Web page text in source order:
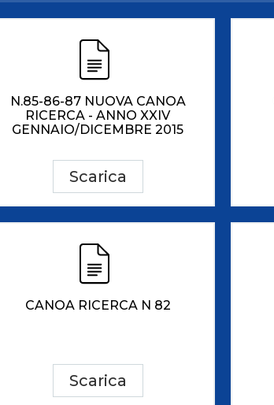
Cerca
N.85-86-87 NUOVA CANOA
RICERCA - ANNO XXIV
GENNAIO/DICEMBRE 2015
Scarica
CANOA RICERCA N 82
Scarica